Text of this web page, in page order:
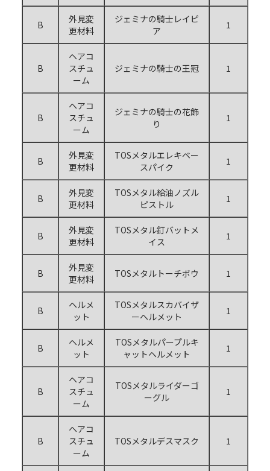
B
外見変
更材料
ジェミナの騎士レイピ
ア
1
B
ヘアコ
スチュ
ーム
ジェミナの騎士の王冠 1
B
ヘアコ
スチュ
ーム
ジェミナの騎士の花飾
り
1
B
外見変
更材料
TOSメタルエレキベー
スパイク
1
B
外見変
更材料
TOSメタル給油ノズル
ピストル
1
B
外見変
更材料
TOSメタル釘バットメ
イス
1
B
外見変
更材料
TOSメタルトーチボウ 1
B
ヘルメ
ット
TOSメタルスカバイザ
ーヘルメット
1
B
ヘルメ
ット
TOSメタルパープルキ
ャットヘルメット
1
B
ヘアコ
スチュ
ーム
TOSメタルライダーゴ
ーグル
1
B
ヘアコ
スチュ
ーム
TOSメタルデスマスク 1